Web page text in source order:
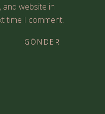
and website in
time I comment.